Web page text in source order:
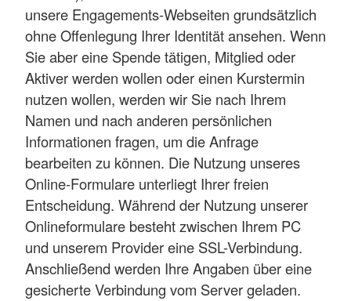
unsere Engagements-Webseiten grundsätzlich
ohne Offenlegung Ihrer Identität ansehen. Wenn
Sie aber eine Spende tätigen, Mitglied oder
Aktiver werden wollen oder einen Kurstermin
nutzen wollen, werden wir Sie nach Ihrem
Namen und nach anderen persönlichen
Informationen fragen, um die Anfrage
bearbeiten zu können. Die Nutzung unseres
Online-Formulare unterliegt Ihrer freien
Entscheidung. Während der Nutzung unserer
Onlineformulare besteht zwischen Ihrem PC
und unserem Provider eine SSL-Verbindung.
Anschließend werden Ihre Angaben über eine
gesicherte Verbindung vom Server geladen.